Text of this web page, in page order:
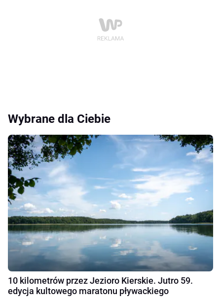
Wybrane dla Ciebie
10 kilometrów przez Jezioro Kierskie. Jutro 59.
edycja kultowego maratonu pływackiego